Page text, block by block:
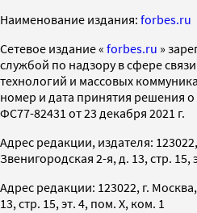
Наименование издания: forbes.ru
Cетевое издание « forbes.ru »
службой по надзору в сфере
технологий и массовых
номер и дата принятия решения
ФС77-82431 от 23 декабря 2021 г.
Адрес редакции, издателя:
Звенигородская 2-я, д. 13, стр. 15,
Адрес редакции: 123022, г.
13, стр. 15, эт. 4, пом. X, ком. 1